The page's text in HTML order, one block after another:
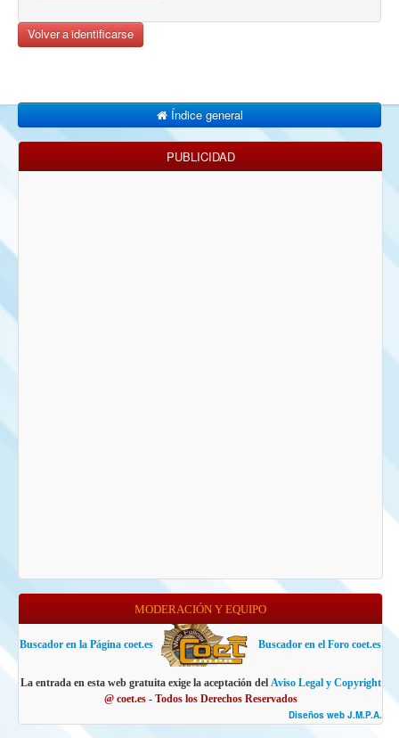
Volver a identificarse
Índice general
PUBLICIDAD
MODERACIÓN Y EQUIPO
Buscador en la Página coet.es Buscador en el Foro coet.es
La entrada en esta web gratuita exige la aceptación del Aviso Legal y Copyright
@ coet.es - Todos los Derechos Reservados
Diseños web J.M.P.A.